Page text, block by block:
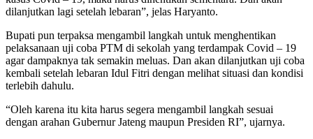
dilanjutkan lagi setelah lebaran”, jelas Haryanto.
Bupati pun terpaksa mengambil langkah untuk menghentikan
pelaksanaan uji coba PTM di sekolah yang terdampak Covid – 19
agar dampaknya tak semakin meluas. Dan akan dilanjutkan uji coba
kembali setelah lebaran Idul Fitri dengan melihat situasi dan kondisi
terlebih dahulu.
“Oleh karena itu kita harus segera mengambil langkah sesuai
dengan arahan Gubernur Jateng maupun Presiden RI”, ujarnya.